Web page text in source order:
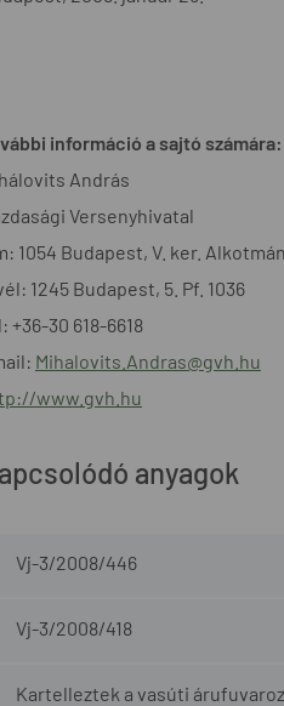
információ a sajtó számára:
András
Versenyhivatal
1054 Budapest, V. ker.
1245 Budapest, 5. Pf. 1036
+36-30 618-6618
Mihalovits.Andras@gvh.hu
www.gvh.hu
anyagok
Vj-3/2008/446
Vj-3/2008/418
Kartelleztek a vasúti